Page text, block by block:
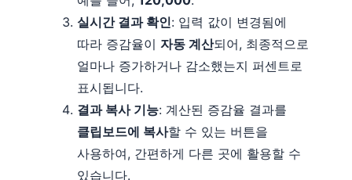
실시간 결과 확인: 입력 값이 변경됨에
따라 증감율이 자동 계산되어, 최종적으로
얼마나 증가하거나 감소했는지 퍼센트로
표시됩니다.
결과 복사 기능: 계산된 증감율 결과를
클립보드에 복사할 수 있는 버튼을
사용하여, 간편하게 다른 곳에 활용할 수
있습니다.